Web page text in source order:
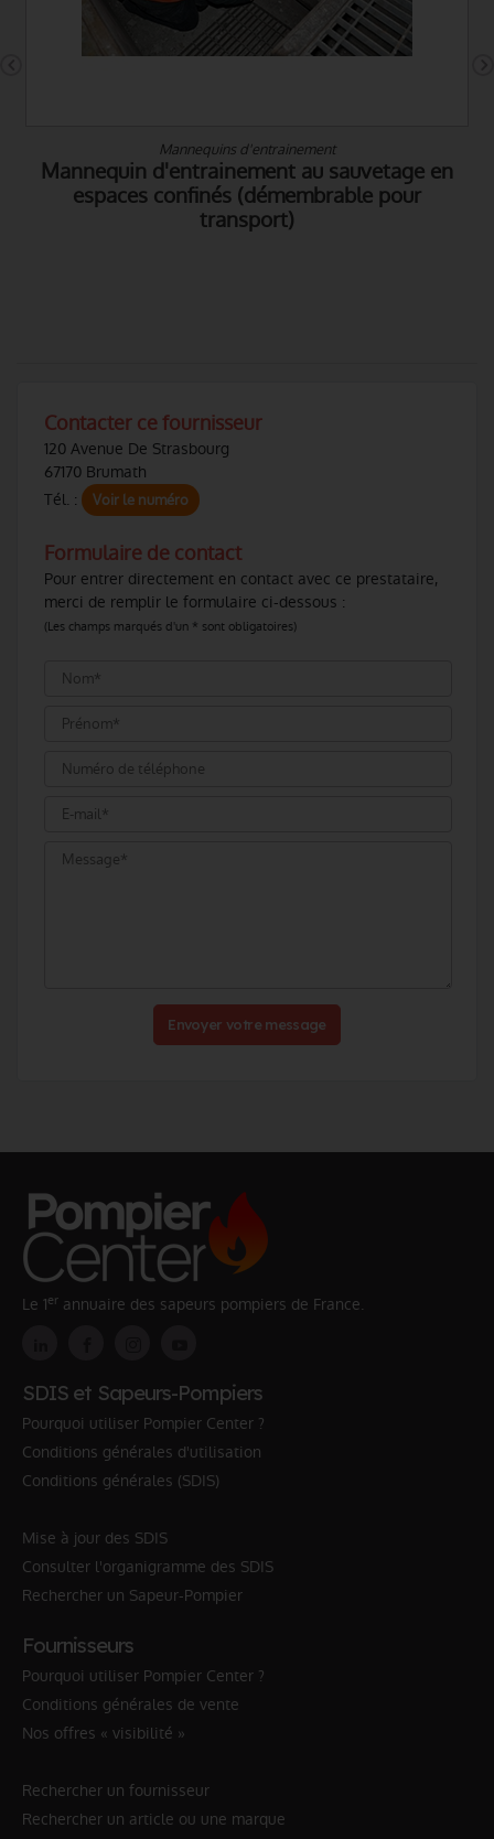
Contacter ce fournisseur
120 Avenue De Strasbourg
67170 Brumath
Tél. :
Voir le numéro
Formulaire de contact
Pour entrer directement en contact avec ce prestataire,
merci de remplir le formulaire ci-dessous :
(Les champs marqués d'un * sont obligatoires)
Envoyer votre message
Le 1er annuaire des sapeurs pompiers de France.
SDIS et Sapeurs-Pompiers
Pourquoi utiliser Pompier Center ?
Conditions générales d'utilisation
Conditions générales (SDIS)
Mise à jour des SDIS
Consulter l'organigramme des SDIS
Rechercher un Sapeur-Pompier
Fournisseurs
Pourquoi utiliser Pompier Center ?
Conditions générales de vente
Nos offres « visibilité »
Rechercher un fournisseur
Rechercher un article ou une marque